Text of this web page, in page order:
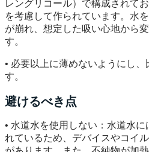
レングリコール）で構成されて
を考慮して作られています。水
が崩れ、想定した吸い心地から
す。
• 必要以上に薄めないようにし
す。
避けるべき点
• 水道水を使用しない：水道水
れているため、デバイスやコイ